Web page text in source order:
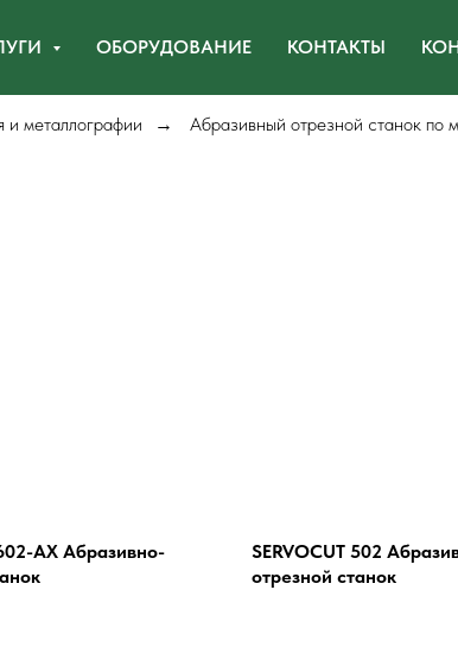
ОБОРУДОВАНИЕ КОНТАКТЫ
металлографии → Абразивный отрезной станок по
AX Абразивно-
SERVOCUT 502
отрезной станок